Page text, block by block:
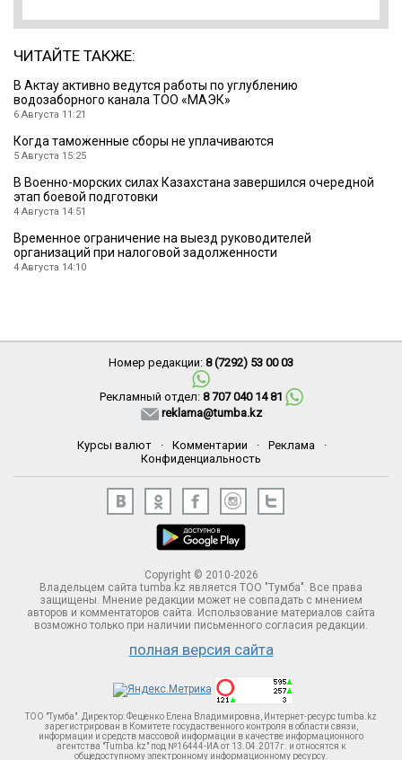
ЧИТАЙТЕ ТАКЖЕ:
В Актау активно ведутся работы по углублению
водозаборного канала ТОО «МАЭК»
6 Августа 11:21
Когда таможенные сборы не уплачиваются
5 Августа 15:25
В Военно-морских силах Казахстана завершился очередной
этап боевой подготовки
4 Августа 14:51
Временное ограничение на выезд руководителей
организаций при налоговой задолженности
4 Августа 14:10
Номер редакции: 8 (7292) 53 00 03
Рекламный отдел: 8 707 040 14 81
reklama@tumba.kz
Курсы валют · Комментарии · Реклама
·
Конфиденциальность
Copyright © 2010-2026
Владельцем сайта tumba.kz является ТОО "Тумба". Все права
защищены. Мнение редакции может не совпадать с мнением
авторов и комментаторов сайта. Использование материалов сайта
возможно только при наличии письменного согласия редакции.
полная версия сайта
ТОО "Тумба". Директор: Фещенко Елена Владимировна, Интернет-ресурс tumba.kz
зарегистрирован в Комитете госудаственного контроля в области связи,
информации и средств массовой информации в качестве информационного
агентства "Tumba.kz" под №16444-ИА от 13.04.2017г. и относятся к
общедоступному электронному информационному ресурсу.